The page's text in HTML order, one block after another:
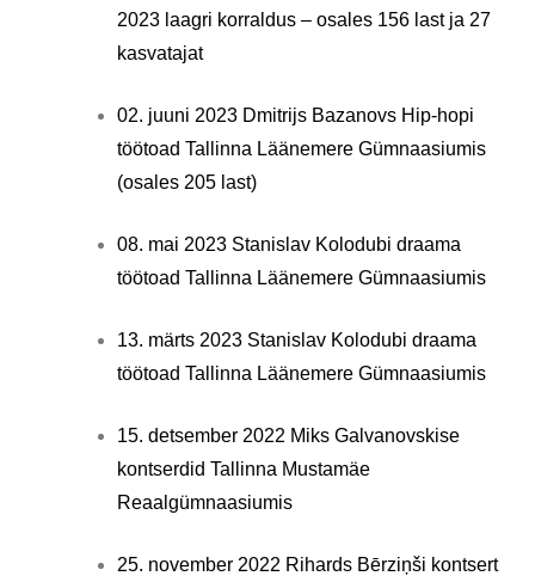
2023 laagri korraldus – osales 156 last ja 27
kasvatajat
02. juuni 2023 Dmitrijs Bazanovs Hip-hopi
töötoad Tallinna Läänemere Gümnaasiumis
(osales 205 last)
08. mai 2023 Stanislav Kolodubi draama
töötoad Tallinna Läänemere Gümnaasiumis
13. märts 2023 Stanislav Kolodubi draama
töötoad Tallinna Läänemere Gümnaasiumis
15. detsember 2022 Miks Galvanovskise
kontserdid Tallinna Mustamäe
Reaalgümnaasiumis
25. november 2022 Rihards Bērziņši kontsert